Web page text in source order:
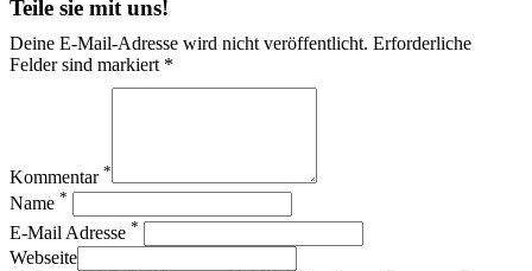
Teile sie mit uns!
Deine E-Mail-Adresse wird nicht veröffentlicht. Erforderliche
Felder sind markiert *
Kommentar *
Name *
E-Mail Adresse *
Webseite